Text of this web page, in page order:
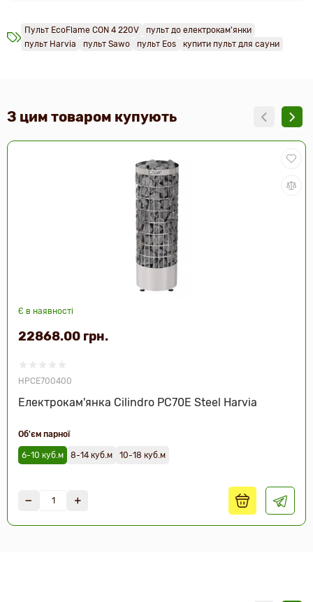
Пульт EcoFlame CON 4 220V
пульт до електрокам'янки
пульт Harvia
пульт Sawo пульт Eos купити пульт для сауни
З цим товаром купують
Є в наявності
HPCE700400
Електрокам'янка Cilindro PC70E Steel Harvia
22868.00 грн.
Об'єм парної
6-10 куб.м 8-14 куб.м 10-18 куб.м